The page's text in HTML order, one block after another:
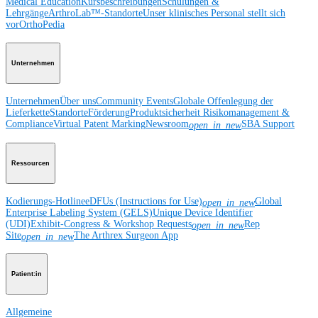
LehrgängeArthroLab™-StandorteUnser klinisches Personal stellt sich
vorOrthoPedia
Unternehmen
UnternehmenÜber unsCommunity EventsGlobale Offenlegung der
LieferketteStandorteFörderungProduktsicherheit Risikomanagement &
ComplianceVirtual Patent MarkingNewsroomopen_in_newSBA Support
Ressourcen
Kodierungs-HotlineeDFUs (Instructions for Use)open_in_newGlobal
Enterprise Labeling System (GELS)Unique Device Identifier
(UDI)Exhibit-Congress & Workshop Requestsopen_in_newRep
Siteopen_in_newThe Arthrex Surgeon App
Patient:in
Allgemeine